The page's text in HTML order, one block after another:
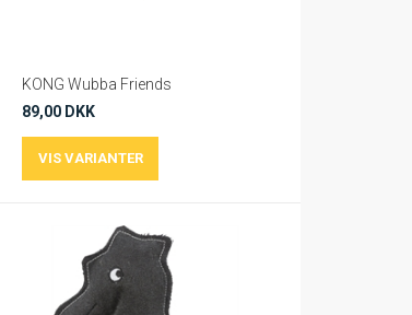
KONG Wubba Friends
89,00 DKK